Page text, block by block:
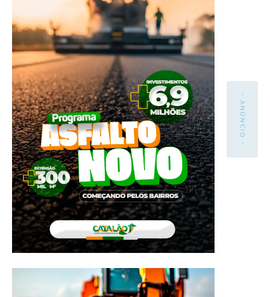
- ANÚNCIO -